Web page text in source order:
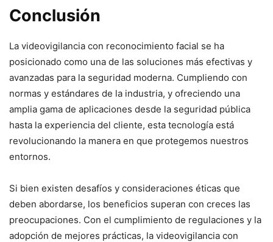
Conclusión
La videovigilancia con reconocimiento facial se ha
posicionado como una de las soluciones más efectivas y
avanzadas para la seguridad moderna. Cumpliendo con
normas y estándares de la industria, y ofreciendo una
amplia gama de aplicaciones desde la seguridad pública
hasta la experiencia del cliente, esta tecnología está
revolucionando la manera en que protegemos nuestros
entornos.
Si bien existen desafíos y consideraciones éticas que
deben abordarse, los beneficios superan con creces las
preocupaciones. Con el cumplimiento de regulaciones y la
adopción de mejores prácticas, la videovigilancia con